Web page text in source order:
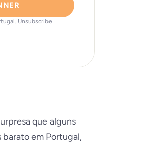
Unsubscribe
que alguns
em Portugal,